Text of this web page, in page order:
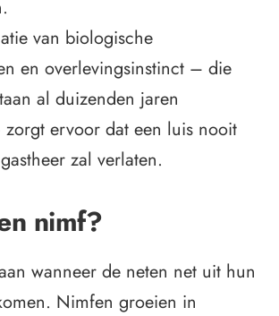
van biologische
en overlevingsinstinct – die
al duizenden jaren
ervoor dat een luis nooit
zal verlaten.
nimf?
wanneer de neten net uit hun
Nimfen groeien in